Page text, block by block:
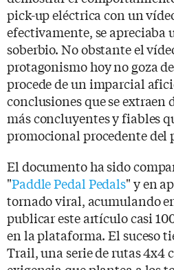
pick-up eléctrica con un
efectivamente, se
soberbio. No obstante el
protagonismo hoy no goza
procede de un imparcial
conclusiones que se extraen
más concluyentes y fiables
promocional procedente del
El documento ha sido
"Paddle Pedal Pedals" y en
tornado viral, acumulando
publicar este artículo casi
en la plataforma. El suceso
Trail, una serie de rutas 4x4